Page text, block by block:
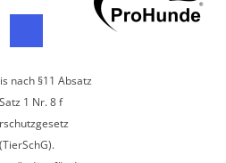
nach §11 Absatz
1 Nr. 8 f
(TierSchG).